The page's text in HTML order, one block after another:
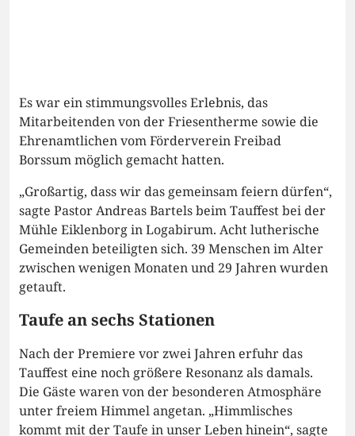
Es war ein stimmungsvolles Erlebnis, das
Mitarbeitenden von der Friesentherme sowie die
Ehrenamtlichen vom Förderverein Freibad
Borssum möglich gemacht hatten.
„Großartig, dass wir das gemeinsam feiern dürfen“,
sagte Pastor Andreas Bartels beim Tauffest bei der
Mühle Eiklenborg in Logabirum. Acht lutherische
Gemeinden beteiligten sich. 39 Menschen im Alter
zwischen wenigen Monaten und 29 Jahren wurden
getauft.
Taufe an sechs Stationen
Nach der Premiere vor zwei Jahren erfuhr das
Tauffest eine noch größere Resonanz als damals.
Die Gäste waren von der besonderen Atmosphäre
unter freiem Himmel angetan. „Himmlisches
kommt mit der Taufe in unser Leben hinein“, sagte